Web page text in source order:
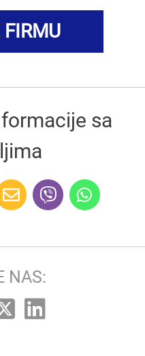
FIRMU
sa
NAS: